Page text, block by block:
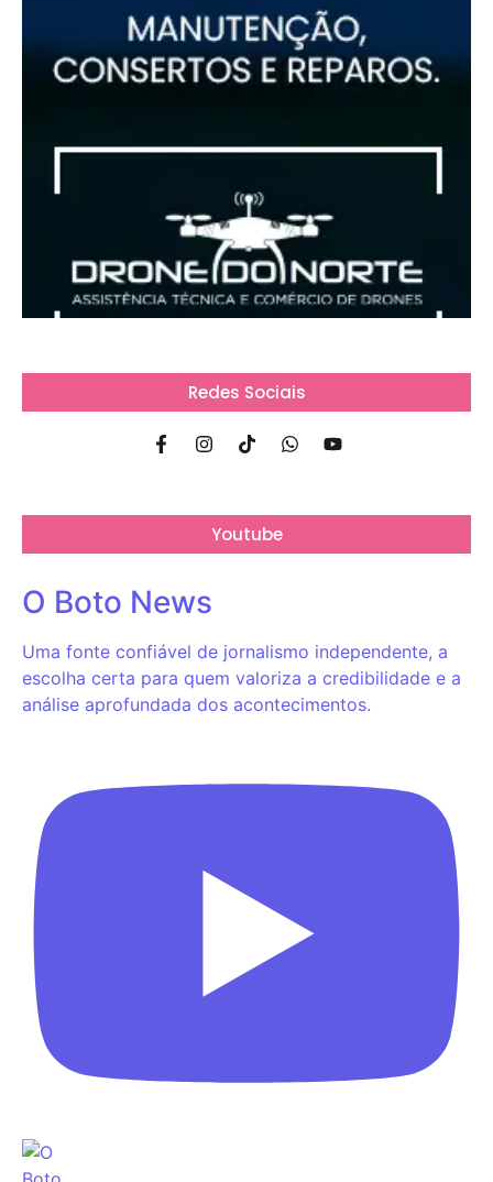
Redes Sociais
Youtube
O Boto News
Uma fonte confiável de jornalismo independente, a
escolha certa para quem valoriza a credibilidade e a
análise aprofundada dos acontecimentos.